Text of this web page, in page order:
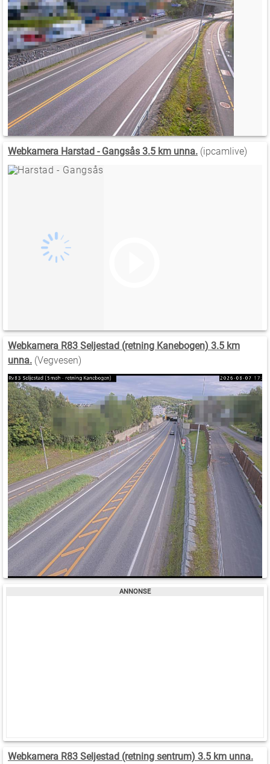
Webkamera Harstad - Gangsås 3.5 km unna. (ipcamlive)
Webkamera R83 Seljestad (retning Kanebogen) 3.5 km
unna. (Vegvesen)
Webkamera R83 Seljestad (retning sentrum) 3.5 km unna.